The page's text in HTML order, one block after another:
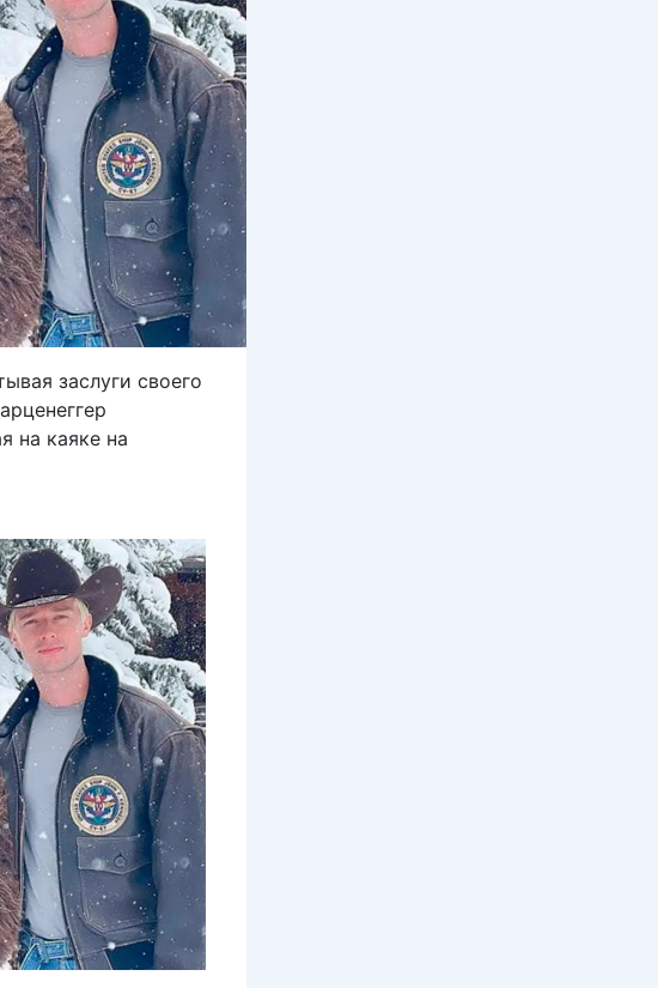
заслуги своего
на каяке на